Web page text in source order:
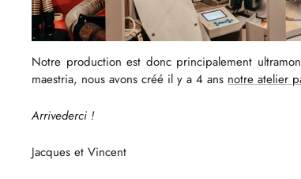
Notre production est donc principalement
maestria, nous avons créé il y a 4 ans notre atelier
Arrivederci !
Jacques et Vincent